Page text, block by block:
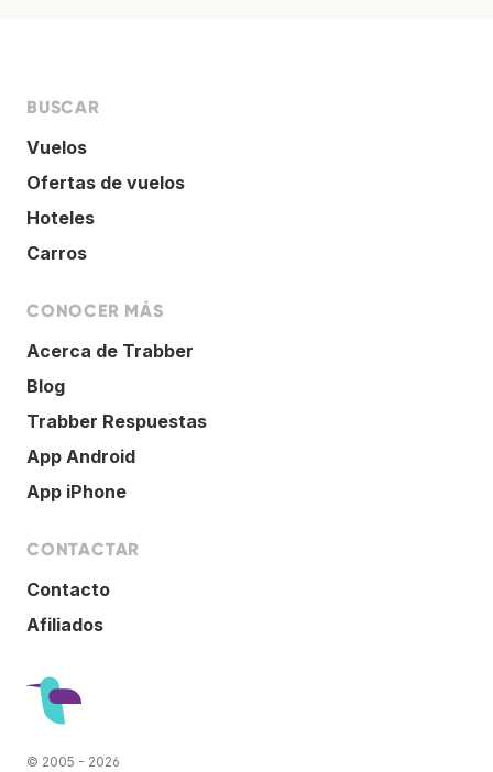
BUSCAR
Vuelos
Ofertas de vuelos
Hoteles
Carros
CONOCER MÁS
Acerca de Trabber
Blog
Trabber Respuestas
App Android
App iPhone
CONTACTAR
Contacto
Afiliados
© 2005 - 2026